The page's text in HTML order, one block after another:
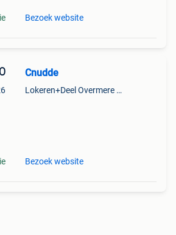
Bezoek website
Cnudde
Lokeren+Deel Overmere En Zele
Bezoek website